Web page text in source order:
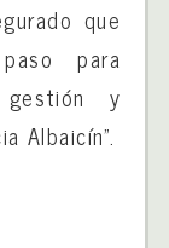
que
para
y
Albaicín”.